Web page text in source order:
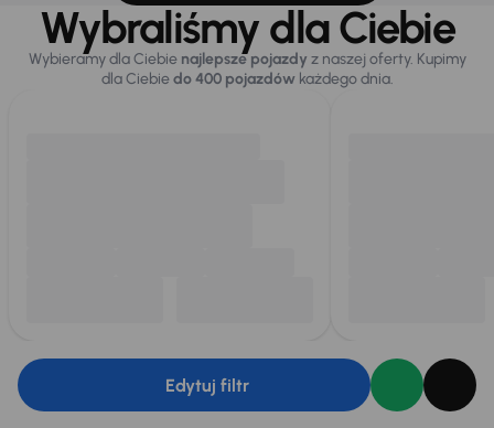
Wybraliśmy dla Ciebie
Wybieramy dla Ciebie najlepsze pojazdy z naszej oferty. Kupimy
dla Ciebiedo 400 pojazdówkażdego dnia.
Edytuj filtr